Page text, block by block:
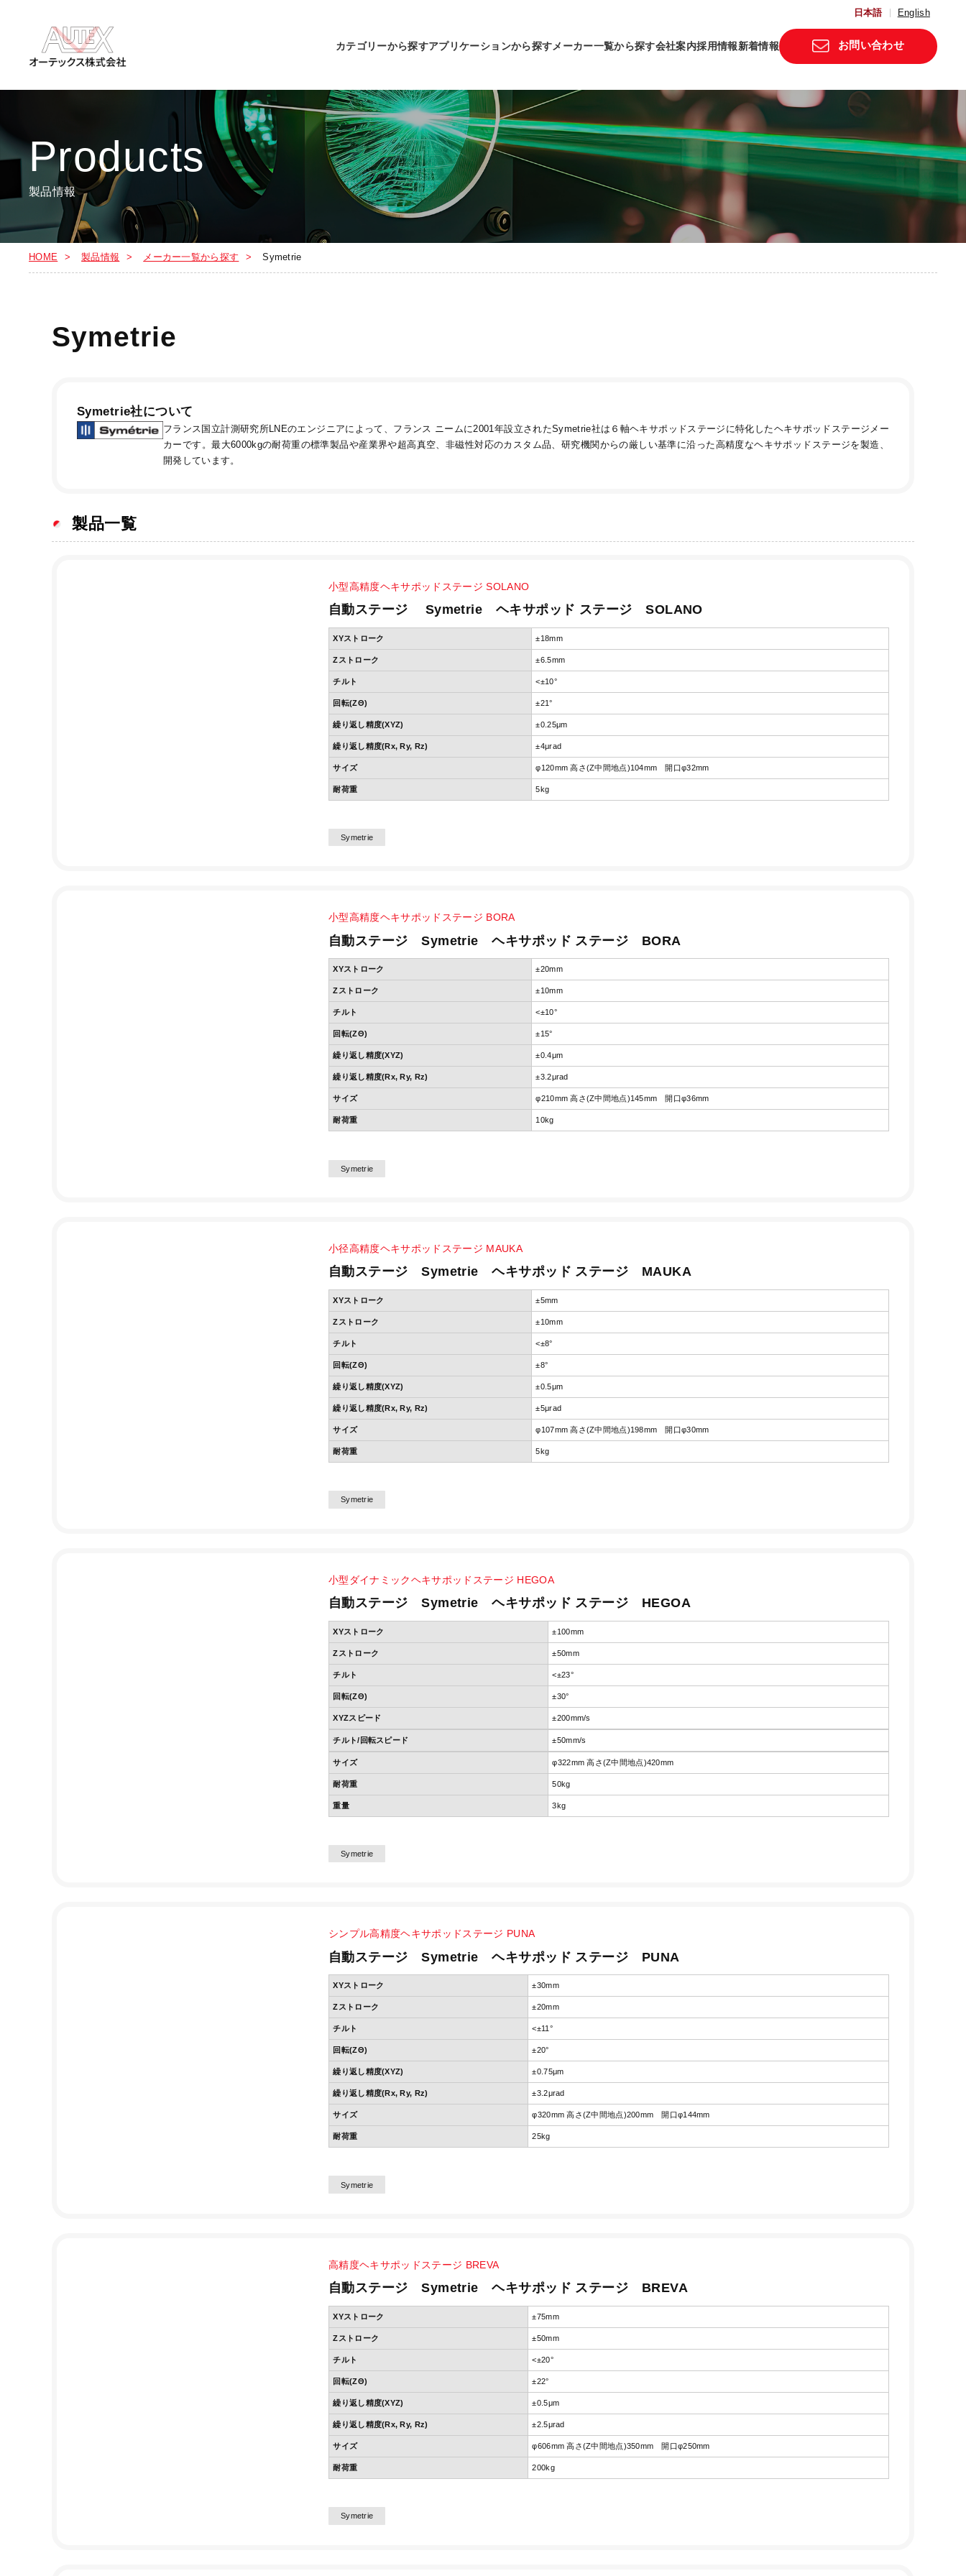
カテゴリーから探すアプリケーションから探すメーカー一覧から探す会社案内採用情報新着情報 お問い合わせ
日本語 English
Products
製品情報
HOME 製品情報 メーカー一覧から探す Symetrie
Symetrie
Symetrie社について
フランス国立計測研究所LNEのエンジニアによって、フランス ニームに2001年設立されたSymetrie社は６軸ヘキサポッドステージに特化したヘキサポッドステージメー
カーです。最大6000kgの耐荷重の標準製品や産業界や超高真空、非磁性対応のカスタム品、研究機関からの厳しい基準に沿った高精度なヘキサポッドステージを製造、
開発しています。
製品一覧
小型高精度ヘキサポッドステージ SOLANO
自動ステージ Symetrie ヘキサポッド ステージ SOLANO
XYストローク ±18mm
Zストローク ±6.5mm
チルト <±10°
回転(ZΘ) ±21°
繰り返し精度(XYZ) ±0.25μm
繰り返し精度(Rx, Ry, Rz) ±4μrad
サイズ φ120mm 高さ(Z中間地点)104mm 開口φ32mm
耐荷重 5kg
Symetrie
小型高精度ヘキサポッドステージ BORA
自動ステージ Symetrie ヘキサポッド ステージ BORA
XYストローク ±20mm
Zストローク ±10mm
チルト <±10°
回転(ZΘ) ±15°
繰り返し精度(XYZ) ±0.4μm
繰り返し精度(Rx, Ry, Rz) ±3.2μrad
サイズ φ210mm 高さ(Z中間地点)145mm 開口φ36mm
耐荷重 10kg
Symetrie
小径高精度ヘキサポッドステージ MAUKA
自動ステージ Symetrie ヘキサポッド ステージ MAUKA
XYストローク ±5mm
Zストローク ±10mm
チルト <±8°
回転(ZΘ) ±8°
繰り返し精度(XYZ) ±0.5μm
繰り返し精度(Rx, Ry, Rz) ±5μrad
サイズ φ107mm 高さ(Z中間地点)198mm 開口φ30mm
耐荷重 5kg
Symetrie
小型ダイナミックヘキサポッドステージ HEGOA
自動ステージ Symetrie ヘキサポッド ステージ HEGOA
XYストローク ±100mm
Zストローク ±50mm
チルト <±23°
回転(ZΘ) ±30°
XYZスピード ±200mm/s
チルト/回転スピード ±50mm/s
サイズ φ322mm 高さ(Z中間地点)420mm
耐荷重 50kg
重量 3kg
Symetrie
シンプル高精度ヘキサポッドステージ PUNA
自動ステージ Symetrie ヘキサポッド ステージ PUNA
XYストローク ±30mm
Zストローク ±20mm
チルト <±11°
回転(ZΘ) ±20°
繰り返し精度(XYZ) ±0.75μm
繰り返し精度(Rx, Ry, Rz) ±3.2μrad
サイズ φ320mm 高さ(Z中間地点)200mm 開口φ144mm
耐荷重 25kg
Symetrie
高精度ヘキサポッドステージ BREVA
自動ステージ Symetrie ヘキサポッド ステージ BREVA
XYストローク ±75mm
Zストローク ±50mm
チルト <±20°
回転(ZΘ) ±22°
繰り返し精度(XYZ) ±0.5μm
繰り返し精度(Rx, Ry, Rz) ±2.5μrad
サイズ φ606mm 高さ(Z中間地点)350mm 開口φ250mm
耐荷重 200kg
Symetrie